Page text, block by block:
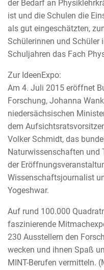
der Bedarf an
ist und die Schulen die
als gut eingeschätzten,
Schülerinnen und Schüler
Schuljahren das Fach
Zur IdeenExpo:
Am 4. Juli 2015 eröffnet
Forschung, Johanna
niedersächsischen
dem
Volker Schmidt, das
Naturwissenschaften und
der
Wissenschaftsjournalist
Yogeshwar.
Auf rund 100.000
faszinierende
230 Ausstellern den
wecken und ihnen Spaß
MINT-Berufen vermitteln.